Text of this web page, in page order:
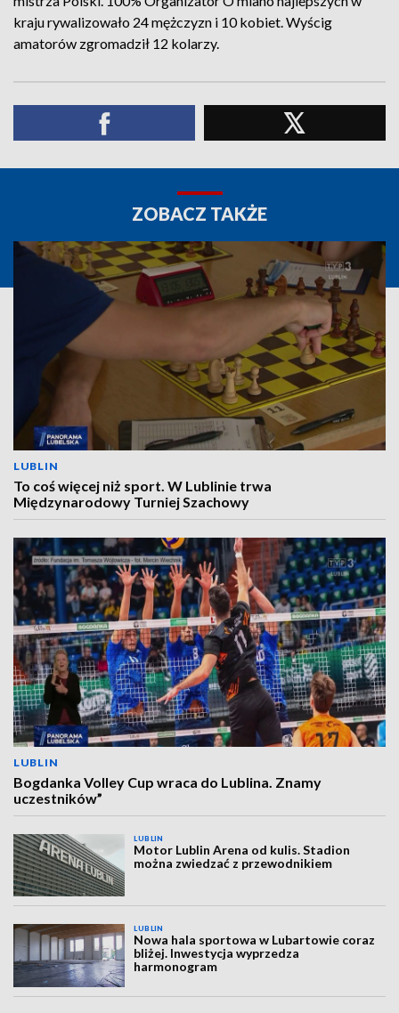
kraju rywalizowało 24 mężczyzn i 10 kobiet. Wyścig
amatorów zgromadził 12 kolarzy.
ZOBACZ TAKŻE
LUBLIN
To coś więcej niż sport. W Lublinie trwa
Międzynarodowy Turniej Szachowy
LUBLIN
Bogdanka Volley Cup wraca do Lublina. Znamy
uczestników”
LUBLIN
Motor Lublin Arena od kulis. Stadion
można zwiedzać z przewodnikiem
LUBLIN
Nowa hala sportowa w Lubartowie coraz
bliżej. Inwestycja wyprzedza
harmonogram